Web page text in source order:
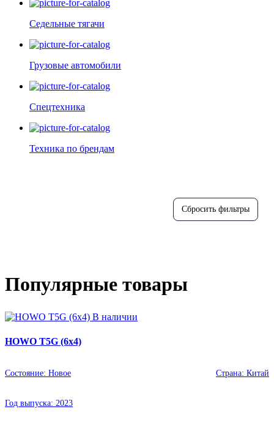
Седельные тягачи
Грузовые автомобили
Спецтехника
Техника по брендам
Популярные товары
В наличии
HOWO T5G (6x4)
Состояние: Новое Страна: Китай
Год выпуска: 2023